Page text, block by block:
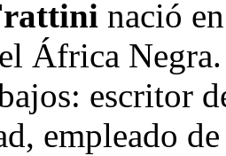
nació
África
escritor
empleado